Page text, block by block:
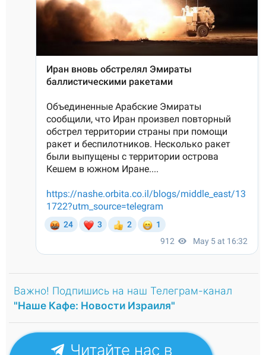
Важно! Подпишись на наш Телеграм-канал
"Наше Кафе: Новости Израиля"
Читайте нас в